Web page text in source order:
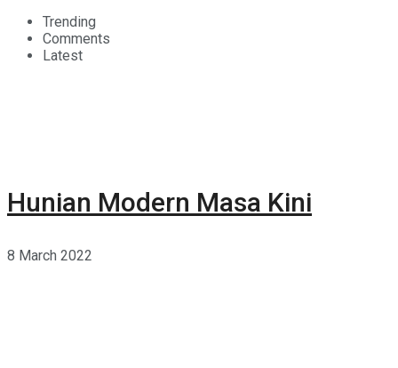
Trending
Comments
Latest
Hunian Modern Masa Kini
8 March 2022